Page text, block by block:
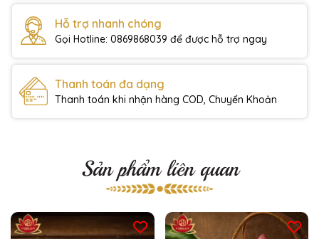
Hỗ trợ nhanh chóng
Gọi Hotline: 0869868039 để được hỗ trợ ngay
Thanh toán đa dạng
Thanh toán khi nhận hàng COD, Chuyển Khoản
Sản phẩm liên quan